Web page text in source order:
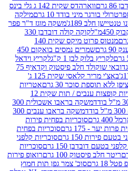
ווארהדס שקית 142 ג גלי בינס
מיני בודד 10 גרם
מילקה
משקה מוגז ד"ר פפר
קוקה קולה דובדבן 330
מנטוס פרוט מיקס שקית 140
שמרים נמסים בואקום 450
לבן 1 ק"ג
לקריץ וידאל
דובאי שוקולד חלב פיסטוק וקדאיף 75
באצ'י מריר קלאסי שקית 125 ג'
30 גרם
אטריות
צמר גפן עם סוכריות קופצות ענבים / תות שקית 12
משקה בראבו אשכולית 300
משקה בראבו ענבים 300
סוכריות בפחית פירות
סוכריות בפחית
גרם
סוכריות קלפני
150 גרם
סוכריות
100 גרם
רואופ פירות
סוכ' צמר גפן תות חמוץ